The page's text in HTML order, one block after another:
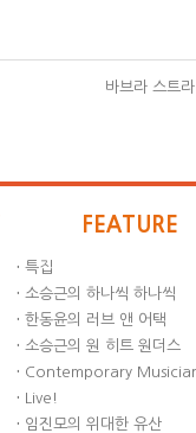
바브라 스트
FEATURE
· 특집
· 소승근의 하나씩 하나씩
· 한동윤의 러브 앤 어택
· 소승근의 원 히트 원더스
· Contemporary
· Live!
· 임진모의 위대한 유산